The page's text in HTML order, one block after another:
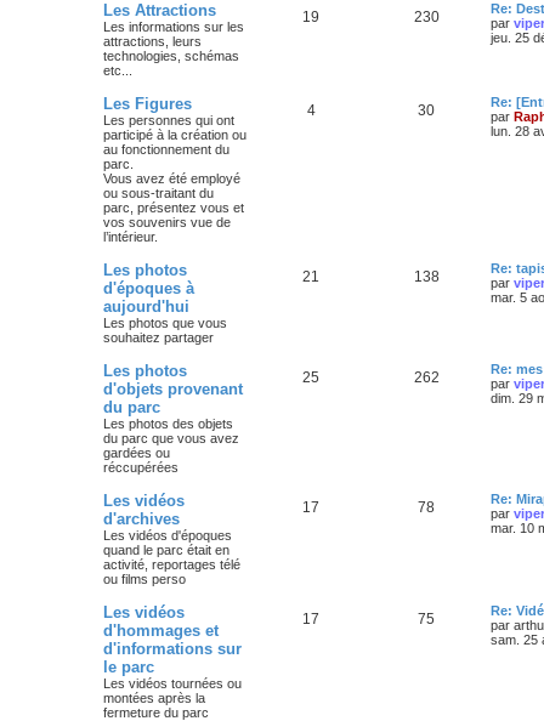
Les Attractions
Les informations sur les
attractions, leurs
technologies, schémas
etc...
19 230
Re:
par
jeu. 25
Les Figures
Les personnes qui ont
participé à la création ou
au fonctionnement du
parc.
Vous avez été employé
ou sous-traitant du
parc, présentez vous et
vos souvenirs vue de
l’intérieur.
4 30
Re:
par
lun. 28
Les photos
d'époques à
aujourd'hui
Les photos que vous
souhaitez partager
21 138
Re:
par
mar. 5
Les photos
d'objets provenant
du parc
Les photos des objets
du parc que vous avez
gardées ou
réccupérées
25 262
Re:
par
dim. 29
Les vidéos
d'archives
Les vidéos d'époques
quand le parc était en
activité, reportages télé
ou films perso
17 78
Re:
par
mar. 10
Les vidéos
d'hommages et
d'informations sur
le parc
Les vidéos tournées ou
montées après la
fermeture du parc
17 75
Re:
par
sam. 25